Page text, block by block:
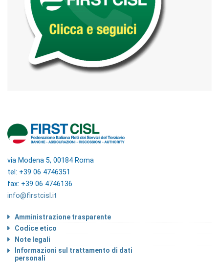
via Modena 5, 00184 Roma
tel: +39 06 4746351
fax: +39 06 4746136
info@firstcisl.it
Amministrazione trasparente
Codice etico
Note legali
Informazioni sul trattamento di dati
personali